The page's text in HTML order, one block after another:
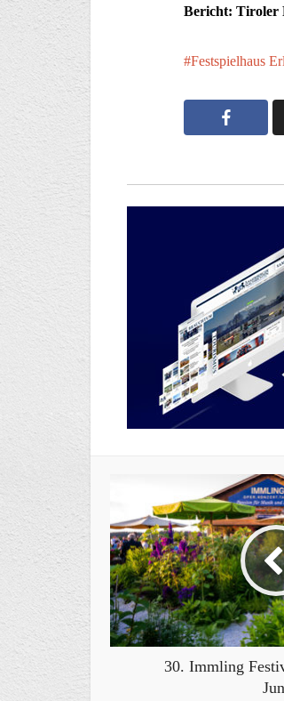
Bericht: Tiroler
Festspielhaus Erl
30. Immling